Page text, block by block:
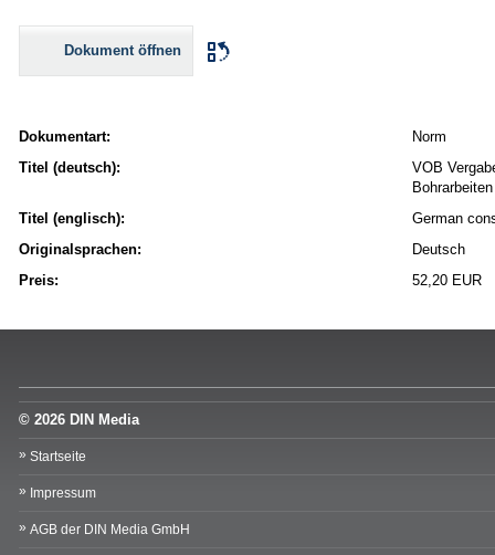
Dokument öffnen
Dokumentart:
Norm
Titel (deutsch):
VOB
Bohrarbeiten
Titel (englisch):
German
Originalsprachen:
Deutsch
Preis:
52,20 EUR
© 2026 DIN Media
Startseite
Impressum
AGB der DIN Media GmbH